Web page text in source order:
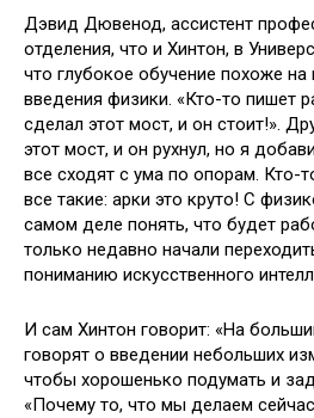
Дэвид Дювенод, ассистент
отделения, что и Хинтон, в
что глубокое обучение похоже
введения физики. «Кто-то пишет
сделал этот мост, и он стоит!».
этот мост, и он рухнул, но я
все сходят с ума по опорам. Кто-
все такие: арки это круто! С
самом деле понять, что будет
только недавно начали
пониманию искусственного
И сам Хинтон говорит: «На
говорят о введении небольших
чтобы хорошенько подумать и
«Почему то, что мы делаем